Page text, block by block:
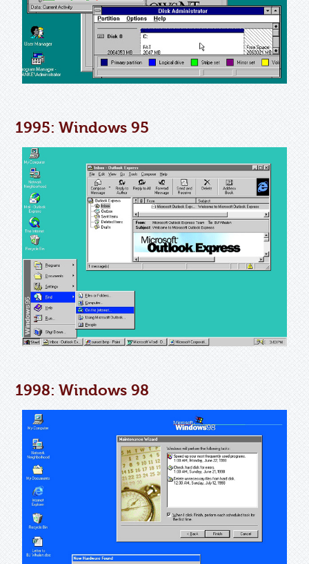
1995: Windows 95
1998: Windows 98